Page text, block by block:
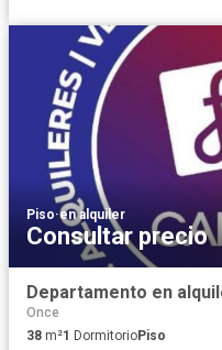
Piso·en alquiler
Consultar precio
Departamento en
Once
38 m²1 DormitorioPiso